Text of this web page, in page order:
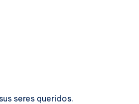
seres queridos.